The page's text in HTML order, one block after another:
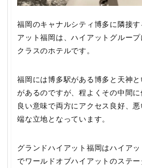
福岡のキャナルシティ博多に隣接
アット福岡は、ハイアットグルー
クラスのホテルです。
福岡には博多駅がある博多と天神
があるのですが、程よくその中間に
良い意味で両方にアクセス良好、
端な立地となっています。
グランドハイアット福岡はハイア
でワールドオブハイアットのステ